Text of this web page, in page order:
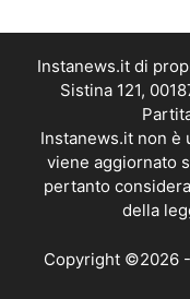
Instanews.it di
Sistina 121,
Instanews.it non è
viene aggiornato
pertanto
della
Copyright ©2026